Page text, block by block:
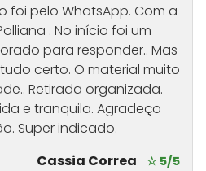
foi pelo WhatsApp. Com a
. No início foi um
para responder.. Mas
certo. O material muito
Retirada organizada.
e tranquila. Agradeço
Super indicado.
Cassia Correa
☆ 5/5